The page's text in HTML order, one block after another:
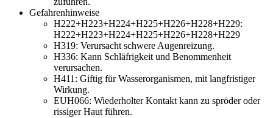
Gefahrenhinweise
H222+H223+H224+H225+H226+H228+H229:
H222+H223+H224+H225+H226+H228+H229
H319: Verursacht schwere Augenreizung.
H336: Kann Schläfrigkeit und Benommenheit
verursachen.
H411: Giftig für Wasserorganismen, mit langfristiger
Wirkung.
EUH066: Wiederholter Kontakt kann zu spröder oder
rissiger Haut führen.